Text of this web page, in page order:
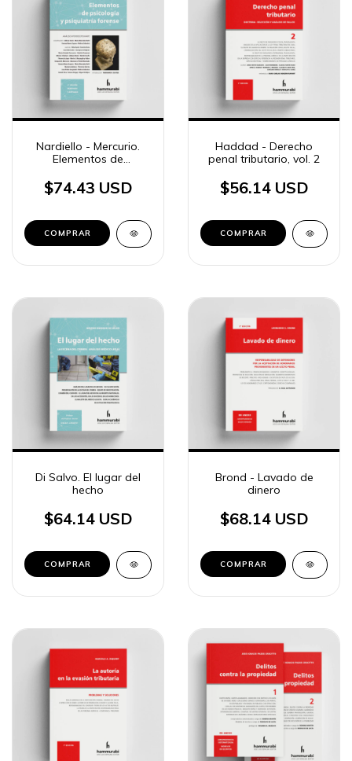
Nardiello - Mercurio.
Elementos de
forense
$74.43 USD
COMPRAR
Haddad - Derecho
penal tributario, vol. 2
$56.14 USD
COMPRAR
Di Salvo. El lugar del
hecho
$64.14 USD
COMPRAR
Brond - Lavado de
dinero
$68.14 USD
COMPRAR